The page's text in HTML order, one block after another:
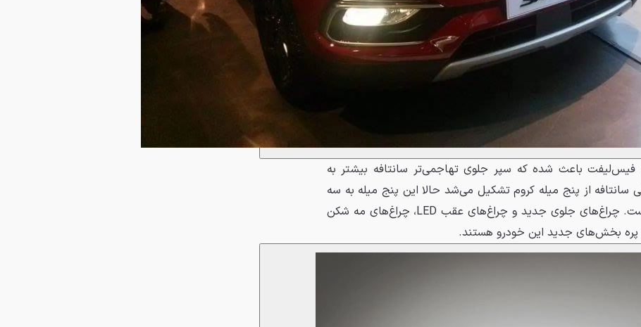
فیس‌لیفت باعث شده که سپر جلوی تهاجمی‌تر سانتافه بیشتر به
سانتافه از پنج میله کروم تشکیل می‌شد حالا این پنج میله به سه
میله ضخیم کاهش پیداکرده است. چراغ‌های جلوی جدید و چراغ‌های عقب LED، چراغ‌های مه شکن